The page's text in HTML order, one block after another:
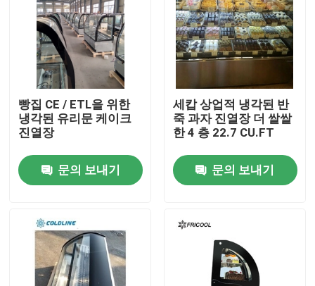
회사 소개
빵집 CE / ETL을 위한
냉각된 유리문 케이크
진열장
문의 보내기
세캅 상업적 냉각된 반
죽 과자 진열장 더 쌀쌀
한 4 층 22.7 CU.FT
문의 보내기